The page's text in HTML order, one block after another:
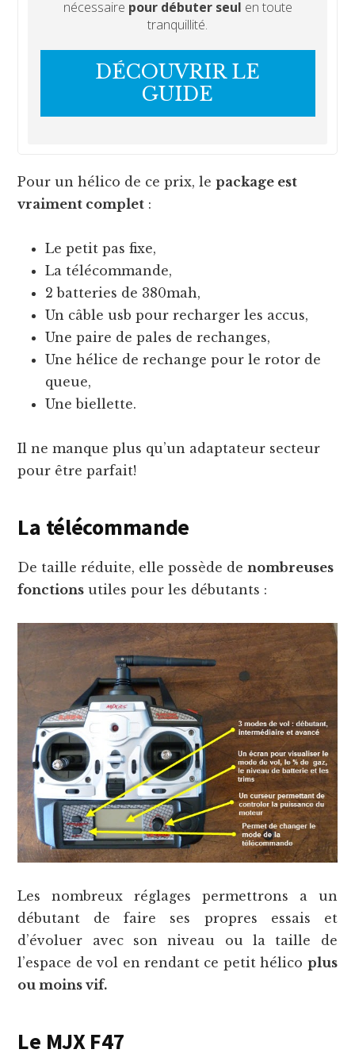
nécessaire pour débuter seul en toute
tranquillité.
DÉCOUVRIR LE
GUIDE
Pour un hélico de ce prix, lepackage est
vraiment complet :
Le petit pas fixe,
La télécommande,
2 batteries de 380mah,
Un câble usb pour recharger les accus,
Une paire de pales de rechanges,
Une hélice de rechange pour le rotor de
queue,
Une biellette.
Il ne manque plus qu’un adaptateur secteur
pour être parfait!
La télécommande
De taille réduite, elle possède denombreuses
fonctions utiles pour les débutants :
Les nombreux réglages permettrons a un
débutant de faire ses propres essais et
d’évoluer avec son niveau ou la taille de
l’espace de vol en rendant ce petit hélico plus
ou moins vif.
Le MJX F47